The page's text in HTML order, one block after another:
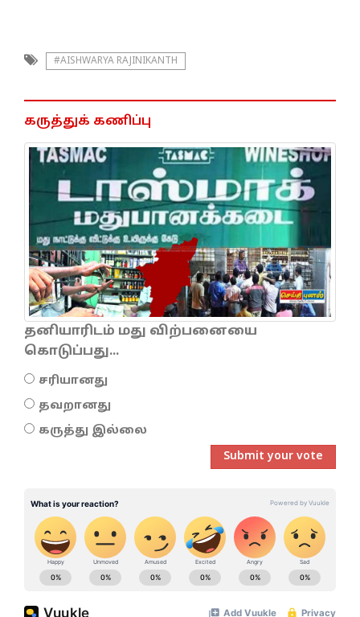
#AISHWARYA RAJINIKANTH
கருத்துக் கணிப்பு
தனியாரிடம் மது விற்பனையை
கொடுப்பது...
சரியானது
தவறானது
கருத்து இல்லை
Submit your vote